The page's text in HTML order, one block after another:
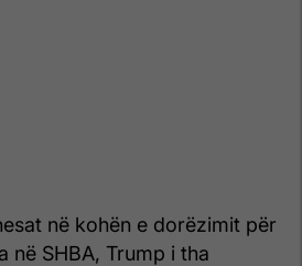
në kohën e dorëzimit për
në SHBA, Trump i tha